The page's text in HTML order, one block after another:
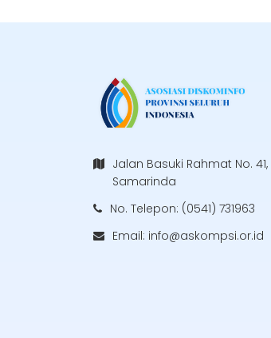
Jalan Basuki Rahmat No. 41,
Samarinda
No. Telepon: (0541) 731963
Email: info@askompsi.or.id